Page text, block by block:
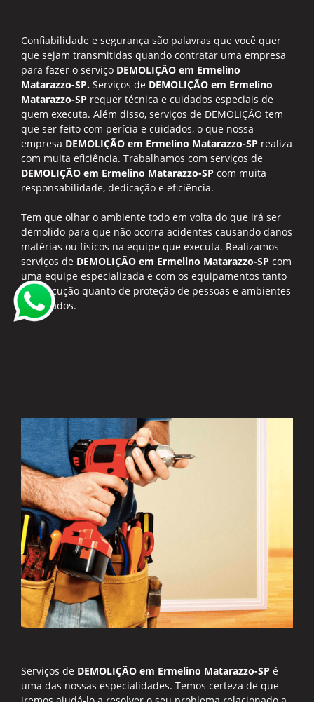
Confiabilidade e segurança são palavras que você quer
que sejam transmitidas quando contratar uma empresa
para fazer o serviço DEMOLIÇÃO em Ermelino
Matarazzo-SP. Serviços de DEMOLIÇÃO em Ermelino
Matarazzo-SP requer técnica e cuidados especiais de
quem executa. Além disso, serviços de DEMOLIÇÃO tem
que ser feito com perícia e cuidados, o que nossa
empresa DEMOLIÇÃO em Ermelino Matarazzo-SP realiza
com muita eficiência. Trabalhamos com serviços de
DEMOLIÇÃO em Ermelino Matarazzo-SP com muita
responsabilidade, dedicação e eficiência.
Tem que olhar o ambiente todo em volta do que irá ser
demolido para que não ocorra acidentes causando danos
matérias ou físicos na equipe que executa. Realizamos
serviços de DEMOLIÇÃO em Ermelino Matarazzo-SP com
uma equipe especializada e com os equipamentos tanto
de execução quanto de proteção de pessoas e ambientes
adequados.
Serviços de DEMOLIÇÃO em Ermelino Matarazzo-SP é
uma das nossas especialidades. Temos certeza de que